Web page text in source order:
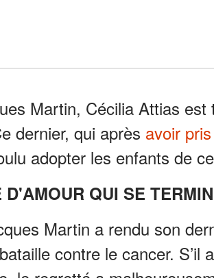
Martin, Cécilia Attias est
dernier, qui après avoir
adopter les enfants de
D'AMOUR QUI SE
Martin a rendu son
contre le cancer. S’il